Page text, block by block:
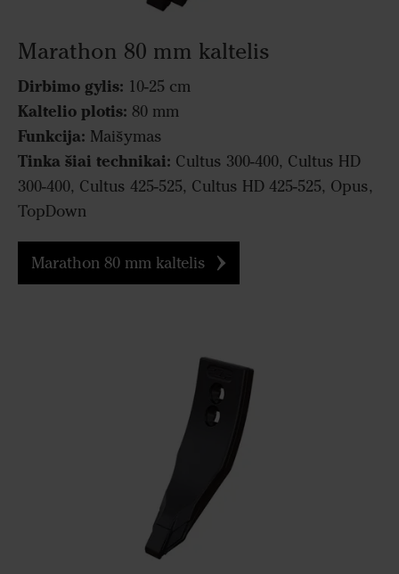
Marathon 80 mm kaltelis
Dirbimo gylis: 10-25 cm
Kaltelio plotis: 80 mm
Funkcija: Maišymas
Tinka šiai technikai: Cultus 300-400, Cultus HD
300-400, Cultus 425-525, Cultus HD 425-525, Opus,
TopDown
Marathon 80 mm kaltelis